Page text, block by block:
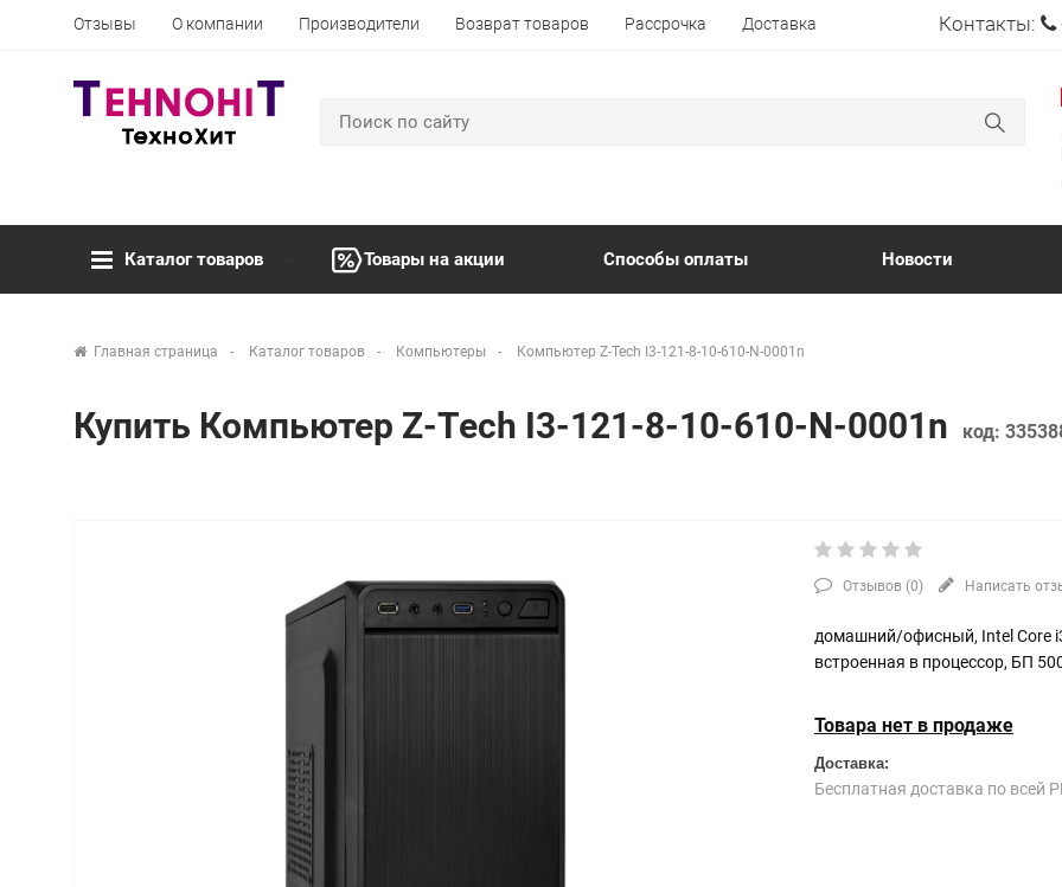
Отзывы О компании Производители Возврат товаров Рассрочка Доставка Контакты:
Каталог товаров Товары на акции Способы оплаты Новости
Главная страница Каталог товаров Компьютеры Компьютер Z-Tech I3-121-8-10-610-N-0001n
Купить Компьютер Z-Tech I3-121-8-10-610-N-0001n код:
Отзывов (0) Написать
домашний/офисный, Intel Core
встроенная в процессор, БП
Товара нет в продаже
Доставка:
Бесплатная доставка по всей